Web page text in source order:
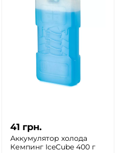
41 грн.
Аккумулятор холода
Кемпинг IceCube 400 г